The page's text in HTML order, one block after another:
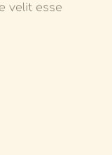
velit esse